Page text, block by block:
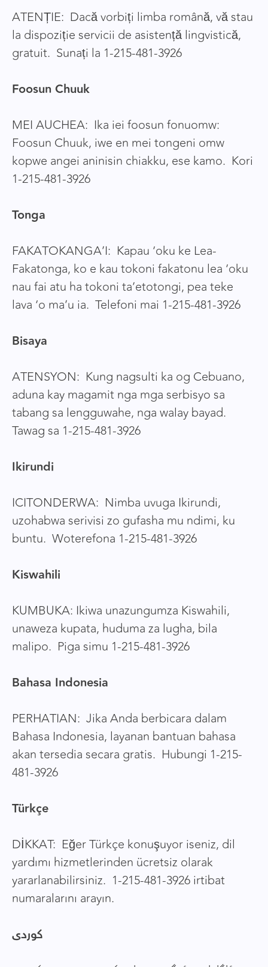
ATENȚIE: Dacă vorbiți limba română, vă stau
la dispoziție servicii de asistență lingvistică,
gratuit. Sunați la 1-215-481-3926
Foosun Chuuk
MEI AUCHEA: Ika iei foosun fonuomw:
Foosun Chuuk, iwe en mei tongeni omw
kopwe angei aninisin chiakku, ese kamo. Kori
1-215-481-3926
Tonga
FAKATOKANGA’I: Kapau ‘oku ke Lea-
Fakatonga, ko e kau tokoni fakatonu lea ‘oku
nau fai atu ha tokoni ta’etotongi, pea teke
lava ‘o ma’u ia. Telefoni mai 1-215-481-3926
Bisaya
ATENSYON: Kung nagsulti ka og Cebuano,
aduna kay magamit nga mga serbisyo sa
tabang sa lengguwahe, nga walay bayad.
Tawag sa 1-215-481-3926
Ikirundi
ICITONDERWA: Nimba uvuga Ikirundi,
uzohabwa serivisi zo gufasha mu ndimi, ku
buntu. Woterefona 1-215-481-3926
Kiswahili
KUMBUKA: Ikiwa unazungumza Kiswahili,
unaweza kupata, huduma za lugha, bila
malipo. Piga simu 1-215-481-3926
Bahasa Indonesia
PERHATIAN: Jika Anda berbicara dalam
Bahasa Indonesia, layanan bantuan bahasa
akan tersedia secara gratis. Hubungi 1-215-
481-3926
Türkçe
DİKKAT: Eğer Türkçe konuşuyor iseniz, dil
yardımı hizmetlerinden ücretsiz olarak
yararlanabilirsiniz. 1-215-481-3926 irtibat
numaralarını arayın.
کوردی